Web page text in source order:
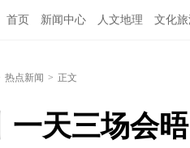
首页 新闻中心 人文地理 文化
热点新闻 > 正文
一天三场会